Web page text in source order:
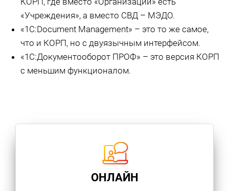
«Учреждения», а вместо СВД – МЭДО.
«1С:Document Management» – это то же самое,
что и КОРП, но с двуязычным интерфейсом.
«1С:Документооборот ПРОФ» – это версия КОРП
с меньшим функционалом.
ОНЛАЙН